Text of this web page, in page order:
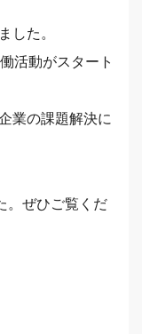
した。
活動がスタート
業の課題解決に
。ぜひご覧くだ